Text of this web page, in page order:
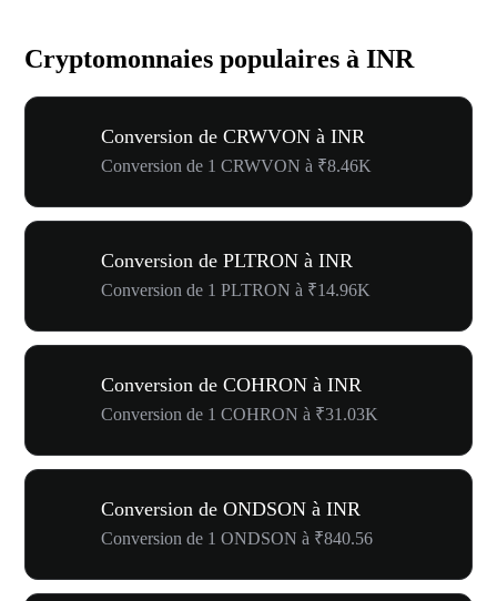
Cryptomonnaies populaires à INR
Conversion de CRWVON à INR
Conversion de 1 CRWVON à ₹8.46K
Conversion de PLTRON à INR
Conversion de 1 PLTRON à ₹14.96K
Conversion de COHRON à INR
Conversion de 1 COHRON à ₹31.03K
Conversion de ONDSON à INR
Conversion de 1 ONDSON à ₹840.56